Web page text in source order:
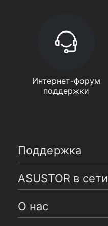
Интернет-форум
поддержки
Поддержка
ASUSTOR в сети
О нас